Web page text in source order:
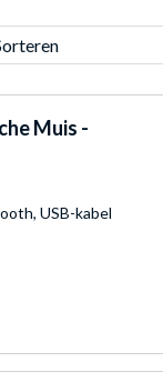
Muis -
USB-kabel